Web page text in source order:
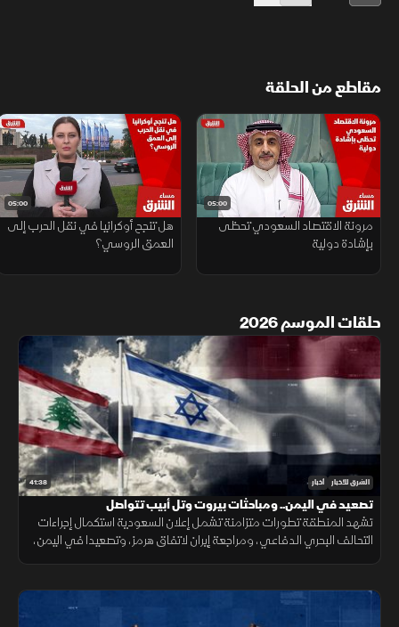
مقاطع من الحلقة
05:00
مرونة الاقتصاد السعودي تحظى
بإشادة دولية
05:00
هل تنجح أوكرانيا في نقل الحرب إلى
العمق الروسي؟
حلقات الموسم 2026
41:38 الشرق للأخبار أخبار
تصعيد في اليمن.. ومباحثات بيروت وتل أبيب تتواصل
تشهد المنطقة تطورات متزامنة تشمل إعلان السعودية استكمال إجراءات
التحالف البحري الدفاعي، ومراجعة إيران لاتفاق هرمز، وتصعيدا في اليمن،